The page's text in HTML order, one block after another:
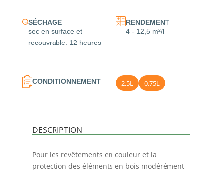
SÉCHAGE
sec en surface et
recouvrable: 12 heures
RENDEMENT
4 - 12,5 m²/l
CONDITIONNEMENT 2,5L 0.75L
DESCRIPTION
Pour les revêtements en couleur et la
protection des éléments en bois modérément